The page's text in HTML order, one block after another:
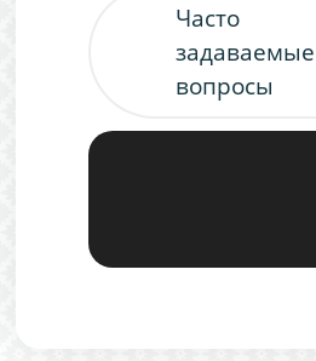
Часто
задаваемые
вопросы